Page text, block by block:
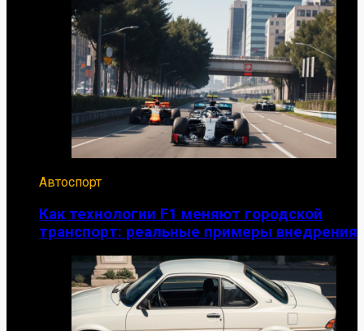
Автоспорт
Как технологии F1 меняют городской
транспорт: реальные примеры внедрения